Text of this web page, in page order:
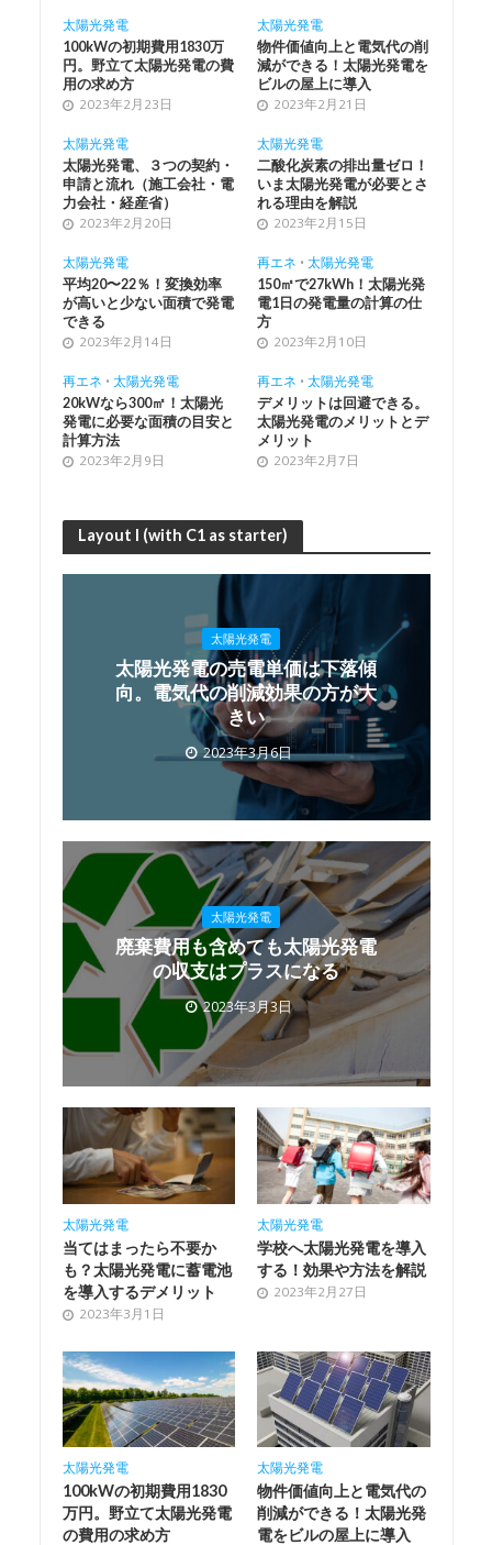
太陽光発電
100kWの初期費用1830万
円。野立て太陽光発電の費
用の求め方
2023年2月23日
太陽光発電
物件価値向上と電気代の削
減ができる！太陽光発電を
ビルの屋上に導入
2023年2月21日
太陽光発電
太陽光発電、３つの契約・
申請と流れ（施工会社・電
力会社・経産省）
2023年2月20日
太陽光発電
二酸化炭素の排出量ゼロ！
いま太陽光発電が必要とさ
れる理由を解説
2023年2月15日
太陽光発電
平均20〜22％！変換効率
が高いと少ない面積で発電
できる
2023年2月14日
再エネ • 太陽光発電
150㎡で27kWh！太陽光発
電1日の発電量の計算の仕
方
2023年2月10日
再エネ • 太陽光発電
20kWなら300㎡！太陽光
発電に必要な面積の目安と
計算方法
2023年2月9日
再エネ • 太陽光発電
デメリットは回避できる。
太陽光発電のメリットとデ
メリット
2023年2月7日
Layout I (with C1 as starter)
太陽光発電
太陽光発電の売電単価は下落傾
向。電気代の削減効果の方が大
きい
2023年3月6日
太陽光発電
廃棄費用も含めても太陽光発電
の収支はプラスになる
2023年3月3日
太陽光発電
当てはまったら不要か
も？太陽光発電に蓄電池
を導入するデメリット
2023年3月1日
太陽光発電
学校へ太陽光発電を導入
する！効果や方法を解説
2023年2月27日
太陽光発電
100kWの初期費用1830
万円。野立て太陽光発電
の費用の求め方
太陽光発電
物件価値向上と電気代の
削減ができる！太陽光発
電をビルの屋上に導入